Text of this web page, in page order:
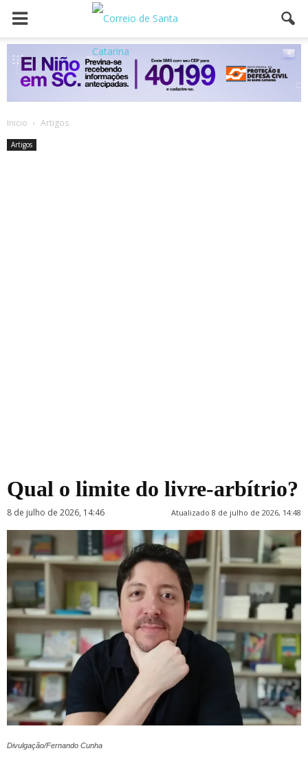
Inicio Artigos
Artigos
Qual o limite do livre-arbítrio?
8 de julho de 2026, 14:46 Atualizado 8 de julho de 2026, 14:48
Divulgação/Fernando Cunha